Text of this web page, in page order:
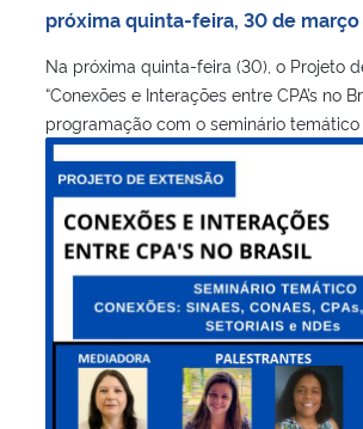
próxima quinta-feira, 30 de
Na próxima quinta-feira (30), o Projeto
“Conexões e Interações entre CPA’s no
programação com o seminário temático